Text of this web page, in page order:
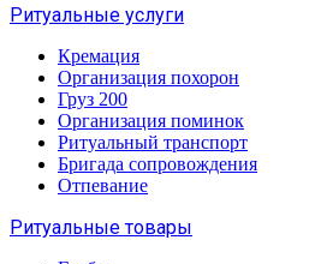
Ритуальные услуги
Кремация
Организация похорон
Груз 200
Организация поминок
Ритуальный транспорт
Бригада сопровождения
Отпевание
Ритуальные товары